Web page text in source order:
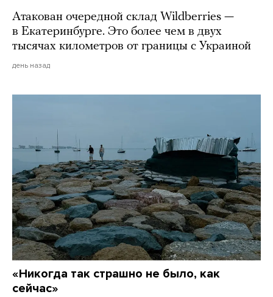
Атакован очередной склад Wildberries —
в Екатеринбурге. Это более чем в двух
тысячах километров от границы с Украиной
день назад
«Никогда так страшно не было, как
сейчас»